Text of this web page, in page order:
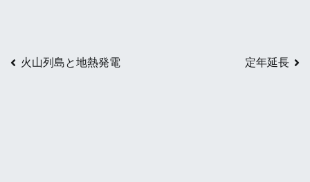
投
火山列島と地熱発電 定年延長